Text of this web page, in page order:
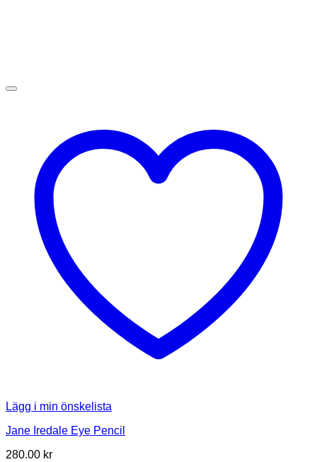
Lägg i min önskelista
Jane Iredale Eye Pencil
280.00 kr